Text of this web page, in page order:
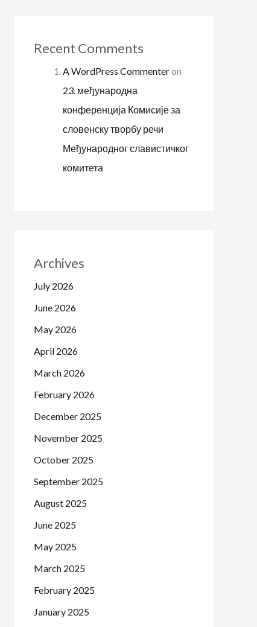
Recent Comments
A WordPress Commenteron
23. међународна
конференција Комисије за
словенску творбу речи
Међународног славистичког
комитета
Archives
July 2026
June 2026
May 2026
April 2026
March 2026
February 2026
December 2025
November 2025
October 2025
September 2025
August 2025
June 2025
May 2025
March 2025
February 2025
January 2025